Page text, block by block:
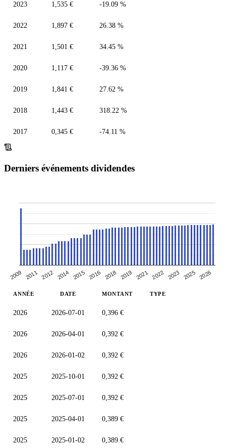
2023 1,535 € -19.09 %
2022 1,897 € 26.38 %
2021 1,501 € 34.45 %
2020 1,117 € -39.36 %
2019 1,841 € 27.62 %
2018 1,443 € 318.22 %
2017 0,345 € -74.11 %
Derniers événements dividendes
2009 2011 2012 2014 2015 2016 2018 2019 2021 2022 2023 2025 2026
ANNÉE DATE MONTANT TYPE
2026 2026-07-01 0,396 €
2026 2026-04-01 0,392 €
2026 2026-01-02 0,392 €
2025 2025-10-01 0,392 €
2025 2025-07-01 0,392 €
2025 2025-04-01 0,389 €
2025 2025-01-02 0,389 €